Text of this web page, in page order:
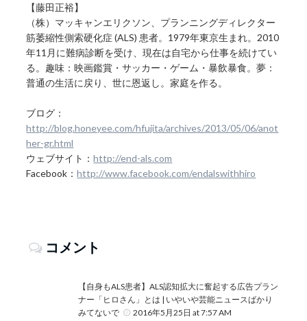
【藤田正裕】
（株）マッキャンエリクソン、プランニングディレクター
筋萎縮性側索硬化症 (ALS) 患者。1979年東京生まれ。2010
年11月に難病診断を受け、現在は自宅から仕事を続けてい
る。趣味：映画鑑賞・サッカー・ゲーム・暴飲暴食。夢：
普通の生活に戻り、世に恩返し。家庭を作る。
ブログ：
http://blog.honeyee.com/hfujita/archives/2013/05/06/anot
her-gr.html
ウェブサイト：http://end-als.com
Facebook：http://www.facebook.com/endalswithhiro
コメント
【自身もALS患者】ALS認知拡大に奮起する広告プラン
ナー「ヒロさん」とは | いやいや芸能ニュースばかり
みてないで
2016年5月25日 at 7:57 AM